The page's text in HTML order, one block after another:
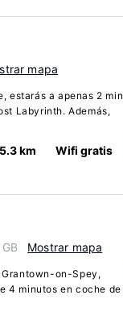
mapa
estarás a apenas 2 min
Labyrinth. Además,
5.3 km Wifi gratis
Mostrar mapa
on-Spey,
4 minutos en coche de